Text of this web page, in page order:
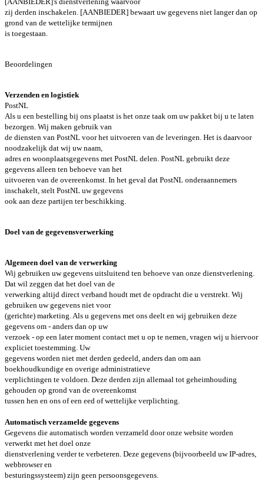
zij derden inschakelen. [AANBIEDER] bewaart uw gegevens niet langer dan op
grond van de wettelijke termijnen
is toegestaan.
Beoordelingen
Verzenden en logistiek
PostNL
Als u een bestelling bij ons plaatst is het onze taak om uw pakket bij u te laten
bezorgen. Wij maken gebruik van
de diensten van PostNL voor het uitvoeren van de leveringen. Het is daarvoor
noodzakelijk dat wij uw naam,
adres en woonplaatsgegevens met PostNL delen. PostNL gebruikt deze
gegevens alleen ten behoeve van het
uitvoeren van de overeenkomst. In het geval dat PostNL onderaannemers
inschakelt, stelt PostNL uw gegevens
ook aan deze partijen ter beschikking.
Doel van de gegevensverwerking
Algemeen doel van de verwerking
Wij gebruiken uw gegevens uitsluitend ten behoeve van onze dienstverlening.
Dat wil zeggen dat het doel van de
verwerking altijd direct verband houdt met de opdracht die u verstrekt. Wij
gebruiken uw gegevens niet voor
(gerichte) marketing. Als u gegevens met ons deelt en wij gebruiken deze
gegevens om - anders dan op uw
verzoek - op een later moment contact met u op te nemen, vragen wij u hiervoor
expliciet toestemming. Uw
gegevens worden niet met derden gedeeld, anders dan om aan
boekhoudkundige en overige administratieve
verplichtingen te voldoen. Deze derden zijn allemaal tot geheimhouding
gehouden op grond van de overeenkomst
tussen hen en ons of een eed of wettelijke verplichting.
Automatisch verzamelde gegevens
Gegevens die automatisch worden verzameld door onze website worden
verwerkt met het doel onze
dienstverlening verder te verbeteren. Deze gegevens (bijvoorbeeld uw IP-adres,
webbrowser en
besturingssysteem) zijn geen persoonsgegevens.